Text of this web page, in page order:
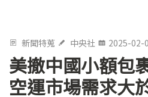
新聞特蒐 中央社 2025-02-
美撤中國小額包
空運市場需求大